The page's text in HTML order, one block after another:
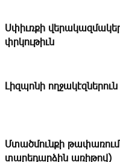
Ս­փիւռ­քի
փրկու­թիւն
­Լիզ­պո­նի ող­ջա­կէզ­նե­րուն
Մտածմունքի
տարեդարձին առիթով)